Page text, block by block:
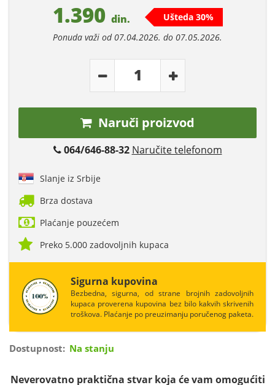
1.390 din.
Ušteda 30%
Ponuda važi od 07.04.2026. do 07.05.2026.
Naruči proizvod
064/646-88-32 Naručite telefonom
Slanje iz Srbije
Brza dostava
Plaćanje pouzećem
Preko 5.000 zadovoljnih kupaca
Sigurna kupovina
Bezbedna, sigurna, od strane brojnih zadovoljnih
kupaca proverena kupovina bez bilo kakvih skrivenih
troškova. Plaćanje po preuzimanju poručenog paketa.
Dostupnost: Na stanju
Neverovatno praktična stvar koja će vam omogućiti